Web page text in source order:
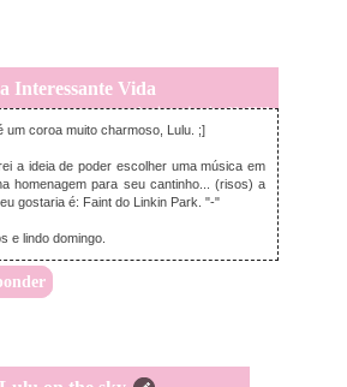
Interessante Vida
domingo, janeiro 06, 2013
um coroa muito charmoso, Lulu. ;]
a ideia de poder escolher uma música em
homenagem para seu cantinho... (risos) a
gostaria é: Faint do Linkin Park. "-"
e lindo domingo.